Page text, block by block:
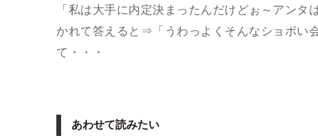
「私は大手に内定決まったんだけどぉ～アン
かれて答えると⇒「うわっよくそんなショボい
て・・・
あわせて読みたい